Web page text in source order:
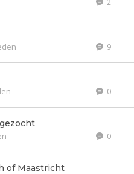
9
0
0
of Maastricht